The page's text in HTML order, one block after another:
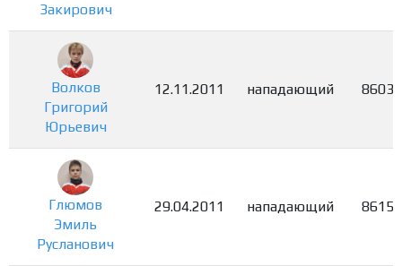
Закирович
Волков
Григорий
Юрьевич
12.11.2011 нападающий 8603
Глюмов
Эмиль
Русланович
29.04.2011 нападающий 8615